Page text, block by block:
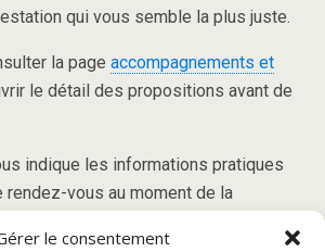
le consentement
qui vous semble la plus juste.
la page accompagnements et
le détail des propositions avant de
indique les informations pratiques
rendez-vous au moment de la